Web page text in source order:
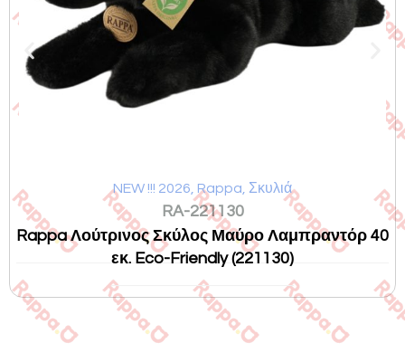
NEW !!! 2026 Rappa Σκυλιά
RA-221130
Rappa Λούτρινος Σκύλος Μαύρο Λαμπραντόρ 40
εκ. Eco-Friendly (221130)